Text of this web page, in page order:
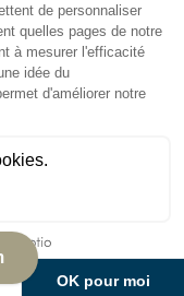
12.13 m²